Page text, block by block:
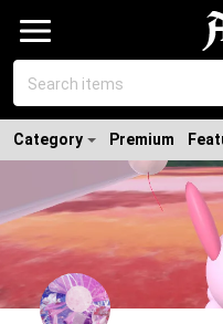
Category Premium